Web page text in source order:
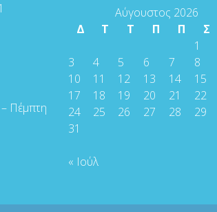
– Πέμπτη
Αύγουστος 2026
Δ
Τ Τ Π Π Σ
1
3
4 5 6 7 8
10
11 12 13 14 15
17
18 19 20 21 22
24
25 26 27 28 29
31
« Ιούλ